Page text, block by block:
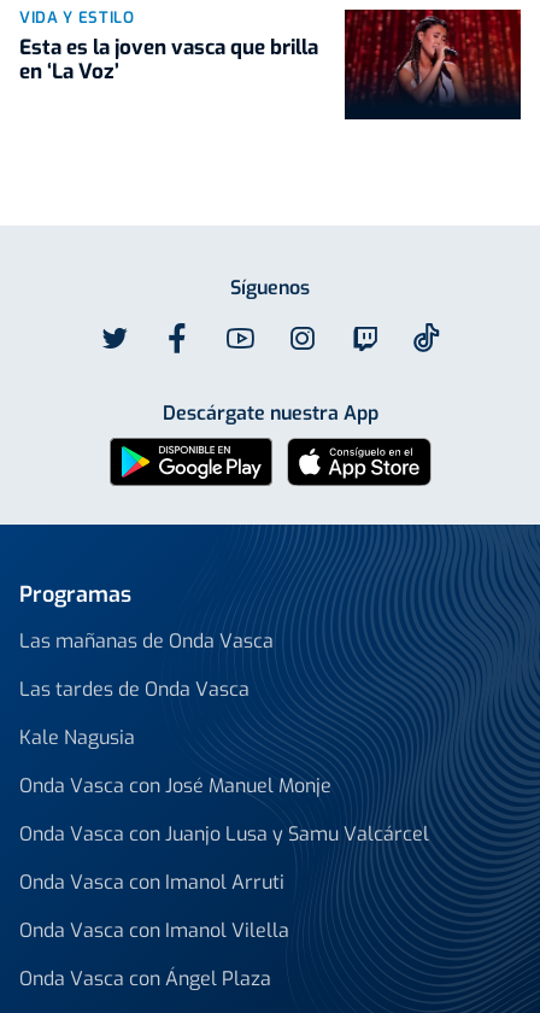
VIDA Y ESTILO
Esta es la joven vasca que brilla
en ‘La Voz’
Síguenos
Descárgate nuestra App
Programas
Las mañanas de Onda Vasca
Las tardes de Onda Vasca
Kale Nagusia
Onda Vasca con José Manuel Monje
Onda Vasca con Juanjo Lusa y Samu Valcárcel
Onda Vasca con Imanol Arruti
Onda Vasca con Imanol Vilella
Onda Vasca con Ángel Plaza